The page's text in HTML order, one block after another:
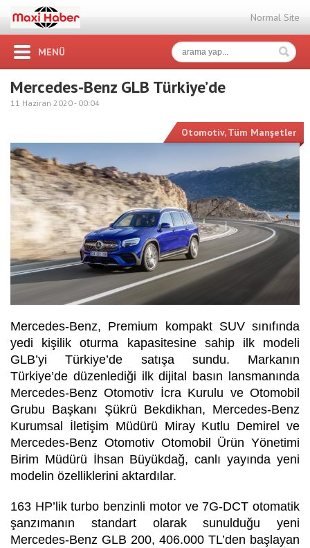
Normal Site
MENÜ
Mercedes-Benz GLB Türkiye’de
11 Haziran 2020 - 00:04
Otomotiv,Tüm Manşetler
Mercedes-Benz, Premium kompakt SUV sınıfında
yedi kişilik oturma kapasitesine sahip ilk modeli
GLB’yi Türkiye’de satışa sundu. Markanın
Türkiye’de düzenlediği ilk dijital basın lansmanında
Mercedes-Benz Otomotiv İcra Kurulu ve Otomobil
Grubu Başkanı Şükrü Bekdikhan, Mercedes-Benz
Kurumsal İletişim Müdürü Miray Kutlu Demirel ve
Mercedes-Benz Otomotiv Otomobil Ürün Yönetimi
Birim Müdürü İhsan Büyükdağ, canlı yayında yeni
modelin özelliklerini aktardılar.
163 HP’lik turbo benzinli motor ve 7G-DCT otomatik
şanzımanın standart olarak sunulduğu yeni
Mercedes-Benz GLB 200, 406.000 TL’den başlayan